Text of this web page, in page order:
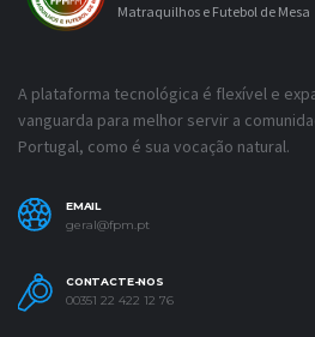
Matraquilhos e Futebol de Mesa
A plataforma tecnológica é flexível e
vanguarda para melhor servir a
Portugal, como é sua vocação natural.
EMAIL
geral@fpm.pt
CONTACTE-NOS
00351 22 422 12 76